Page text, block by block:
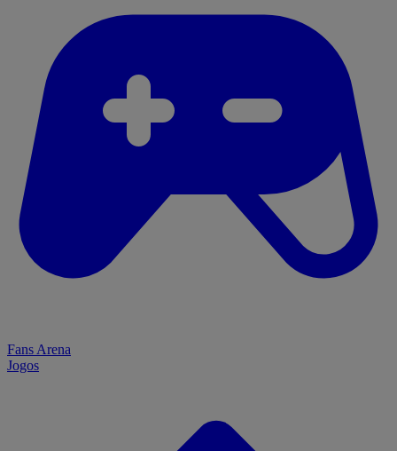
Fans Arena
Jogos